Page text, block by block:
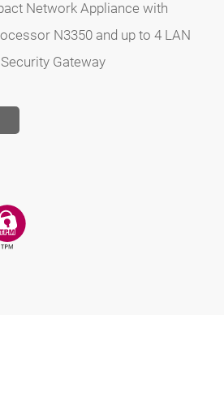
Network Appliance with
N3350 and up to 4 LAN
Gateway